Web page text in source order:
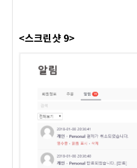
<스크린샷 9>